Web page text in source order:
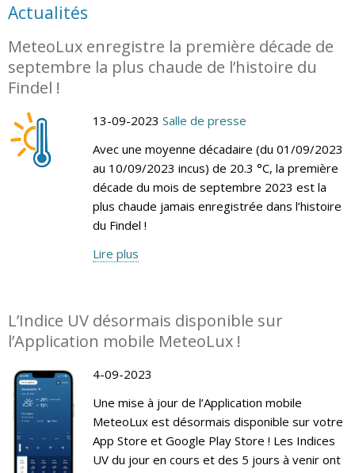
Actualités
MeteoLux enregistre la première décade de
septembre la plus chaude de l’histoire du
Findel !
13-09-2023 Salle de presse
Avec une moyenne décadaire (du 01/09/2023
au 10/09/2023 incus) de 20.3 °C, la première
décade du mois de septembre 2023 est la
plus chaude jamais enregistrée dans l’histoire
du Findel !
Lire plus
L’Indice UV désormais disponible sur
l’Application mobile MeteoLux !
4-09-2023
Une mise à jour de l’Application mobile
MeteoLux est désormais disponible sur votre
App Store et Google Play Store ! Les Indices
UV du jour en cours et des 5 jours à venir ont